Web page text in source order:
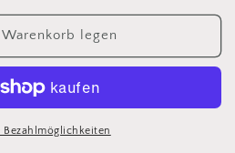
legen
Bezahlmöglichkeiten